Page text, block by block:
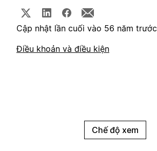
Cập nhật lần cuối vào 56 năm trước
Điều khoản và điều kiện
Chế độ xem